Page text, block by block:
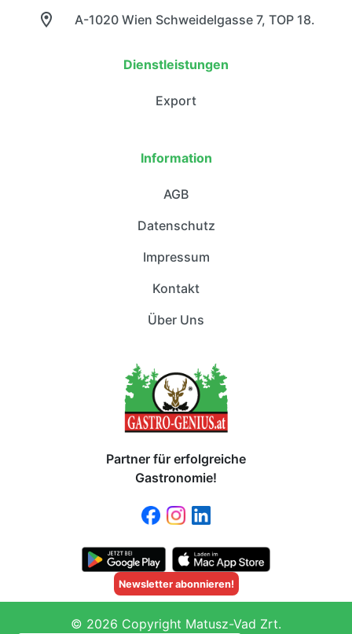
A-1020 Wien Schweidelgasse 7, TOP 18.
Dienstleistungen
Export
Information
AGB
Datenschutz
Impressum
Kontakt
Über Uns
Partner für erfolgreiche
Gastronomie!
Newsletter abonnieren!
© 2026 Copyright Matusz-Vad Zrt.